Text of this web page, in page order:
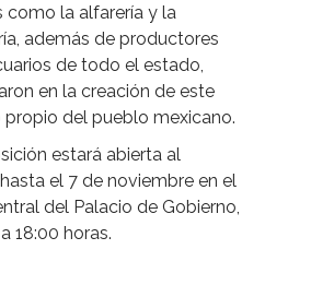
como la alfarería y la
además de productores
de todo el estado,
en la creación de este
del pueblo mexicano.
estará abierta al
el 7 de noviembre en el
del Palacio de Gobierno,
18:00 horas.